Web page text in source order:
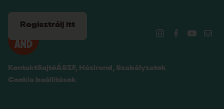
KontaktSajtóÁSZF, Házirend, Szabályzatok
Cookie beállítások
Regisztrálj itt